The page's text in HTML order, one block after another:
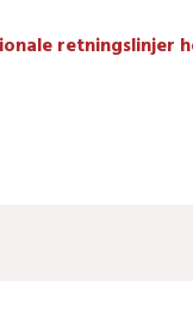
retningslinjer